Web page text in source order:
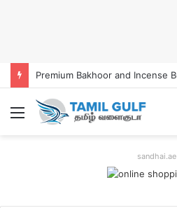
Menu
sandhai.ae